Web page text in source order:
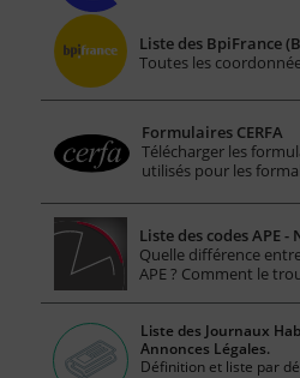
Liste des BpiFrance
Toutes les
Formulaires CERFA
Télécharger les
utilisés pour les
Liste des codes APE -
Quelle différence
APE ? Comment le
Liste des Journaux
Annonces Légales.
Définition et liste par